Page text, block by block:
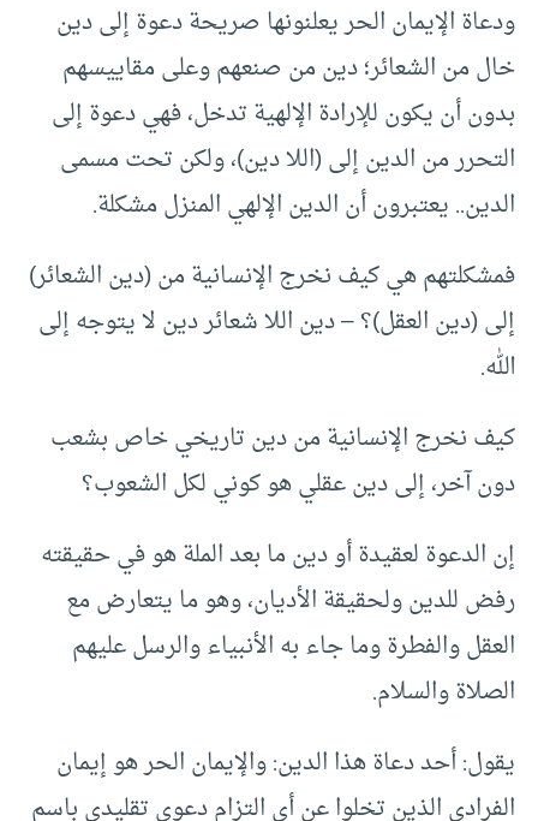
ودعاة الإيمان الحر يعلنونها صريحة دعوة إلى دين
خال من الشعائر؛ دين من صنعهم وعلى مقاييسهم
بدون أن يكون للإرادة الإلهية تدخل، فهي دعوة إلى
التحرر من الدين إلى (اللا دين)، ولكن تحت مسمى
الدين.. يعتبرون أن الدين الإلهي المنزل مشكلة.
فمشكلتهم هي كيف نخرج الإنسانية من (دين الشعائر)
إلى (دين العقل)؟ – دين اللا شعائر دين لا يتوجه إلى
الله.
كيف نخرج الإنسانية من دين تاريخي خاص بشعب
دون آخر، إلى دين عقلي هو كوني لكل الشعوب؟
إن الدعوة لعقيدة أو دين ما بعد الملة هو في حقيقته
رفض للدين ولحقيقة الأديان، وهو ما يتعارض مع
العقل والفطرة وما جاء به الأنبياء والرسل عليهم
الصلاة والسلام.
يقول: أحد دعاة هذا الدين: والإيمان الحر هو إيمان
الفرادى الذين تخلوا عن أي التزام دعوى تقليدي باسم